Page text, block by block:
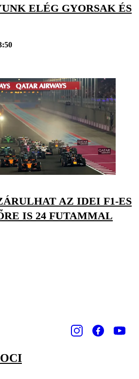
ELÉG GYORSAK ÉS
AZ IDEI F1-ES
IS 24 FUTAMMAL